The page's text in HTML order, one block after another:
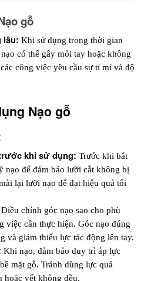
gỗ
lâu: Khi sử dụng trong thời gian
có thể gây mỏi tay hoặc không
công việc yêu cầu sự tỉ mỉ và độ
Nạo gỗ
khi sử dụng: Trước khi bắt
nạo để đảm bảo lưỡi cắt không bị
lại lưỡi nạo để đạt hiệu quả tối
Điều chỉnh góc nạo sao cho phù
việc cần thực hiện. Góc nạo đúng
và giảm thiểu lực tác động lên tay.
Khi nạo, đảm bảo duy trì áp lực
mặt gỗ. Tránh dùng lực quá
hoặc vết không đều.